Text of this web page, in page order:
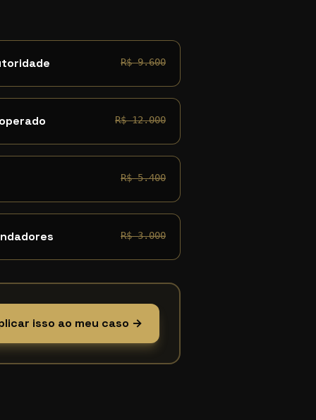
R$ 9.600
R$ 12.000
R$ 5.400
R$ 3.000
isso ao meu caso →